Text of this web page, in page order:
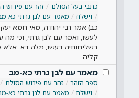
כתבי בעל הסולם
זהר עם פירוש
וישלח
מאמר עם לבן גרתי כא-
כב) אמר רבי יהודה, מאי חמא
לעשו, ואמר עם לבן גרתי, וכי מה
בשליחותיה דעשו, מלה דא. אלא
קליה…
מאמר עם לבן גרתי כא-מב
ספר הזהר זהר עם פירוש הסולם
וישלח
מאמר עם לבן גרתי כא-